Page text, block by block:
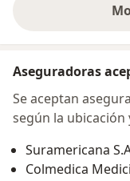
Aseguradoras
Se aceptan
según la ubicación
Suramericana
Colmedica